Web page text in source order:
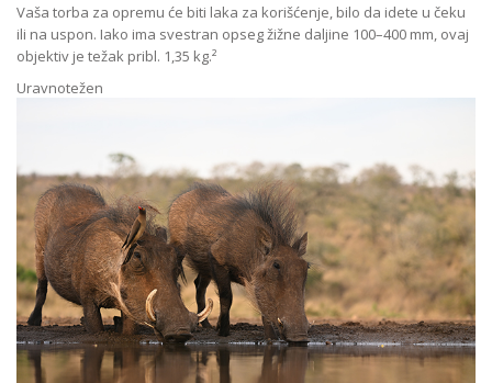
Vaša torba za opremu će biti laka za korišćenje, bilo da idete u čeku
ili na uspon. Iako ima svestran opseg žižne daljine 100–400 mm, ovaj
objektiv je težak pribl. 1,35 kg.²
Uravnotežen